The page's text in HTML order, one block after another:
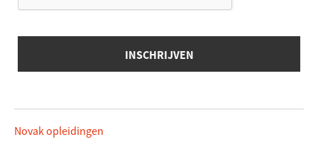
Novak opleidingen